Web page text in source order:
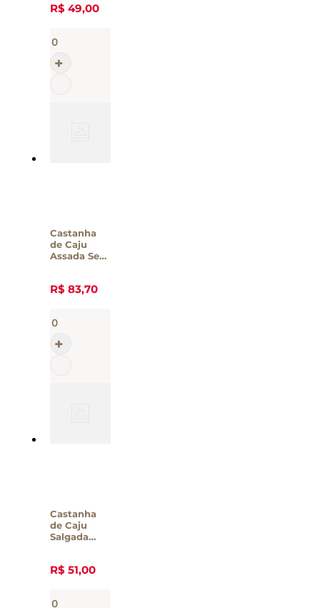
Nutmel
R$ 49,00
Castanha
de Caju
Assada Sem
R$ 83,70
Castanha
de Caju
Salgada
R$ 51,00